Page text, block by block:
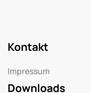
Kontakt
Impressum
Downloads